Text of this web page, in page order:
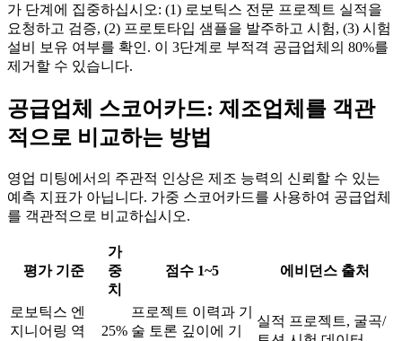
가 단계에 집중하십시오: (1) 로보틱스 전문 프로젝트 실적을
요청하고 검증, (2) 프로토타입 샘플을 발주하고 시험, (3) 시험
설비 보유 여부를 확인. 이 3단계로 부적격 공급업체의 80%를
제거할 수 있습니다.
공급업체 스코어카드: 제조업체를 객관
적으로 비교하는 방법
영업 미팅에서의 주관적 인상은 제조 능력의 신뢰할 수 있는
예측 지표가 아닙니다. 가중 스코어카드를 사용하여 공급업체
를 객관적으로 비교하십시오.
평가 기준
가
중
치
점수 1~5 에비던스 출처
로보틱스 엔
지니어링 역
25%
프로젝트 이력과 기
술 토론 깊이에 기
실적 프로젝트, 굴곡/